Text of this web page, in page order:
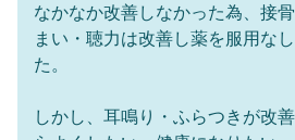
なかなか改善しなかった為、接
まい・聴力は改善し薬を服用な
た。
しかし、耳鳴り・ふらつきが改